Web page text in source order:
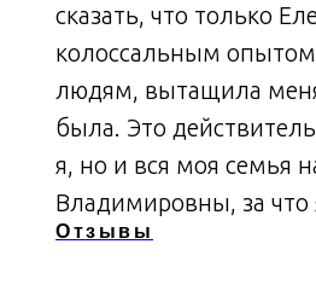
сказать, что только
колоссальным
людям, вытащила меня
была. Это
я, но и вся моя семья
Владимировны, за что
Отзывы